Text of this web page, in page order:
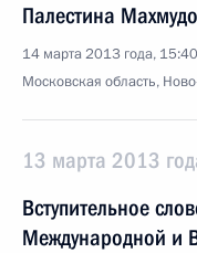
Палестина
14 марта 2013 года, 15:40
Московская область,
13 марта 2013
Вступительное
Международной и